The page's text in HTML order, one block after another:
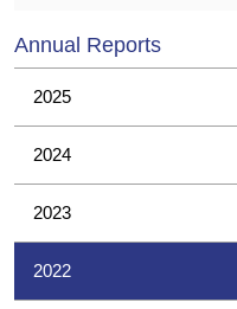
Annual Reports
2025
2024
2023
2022